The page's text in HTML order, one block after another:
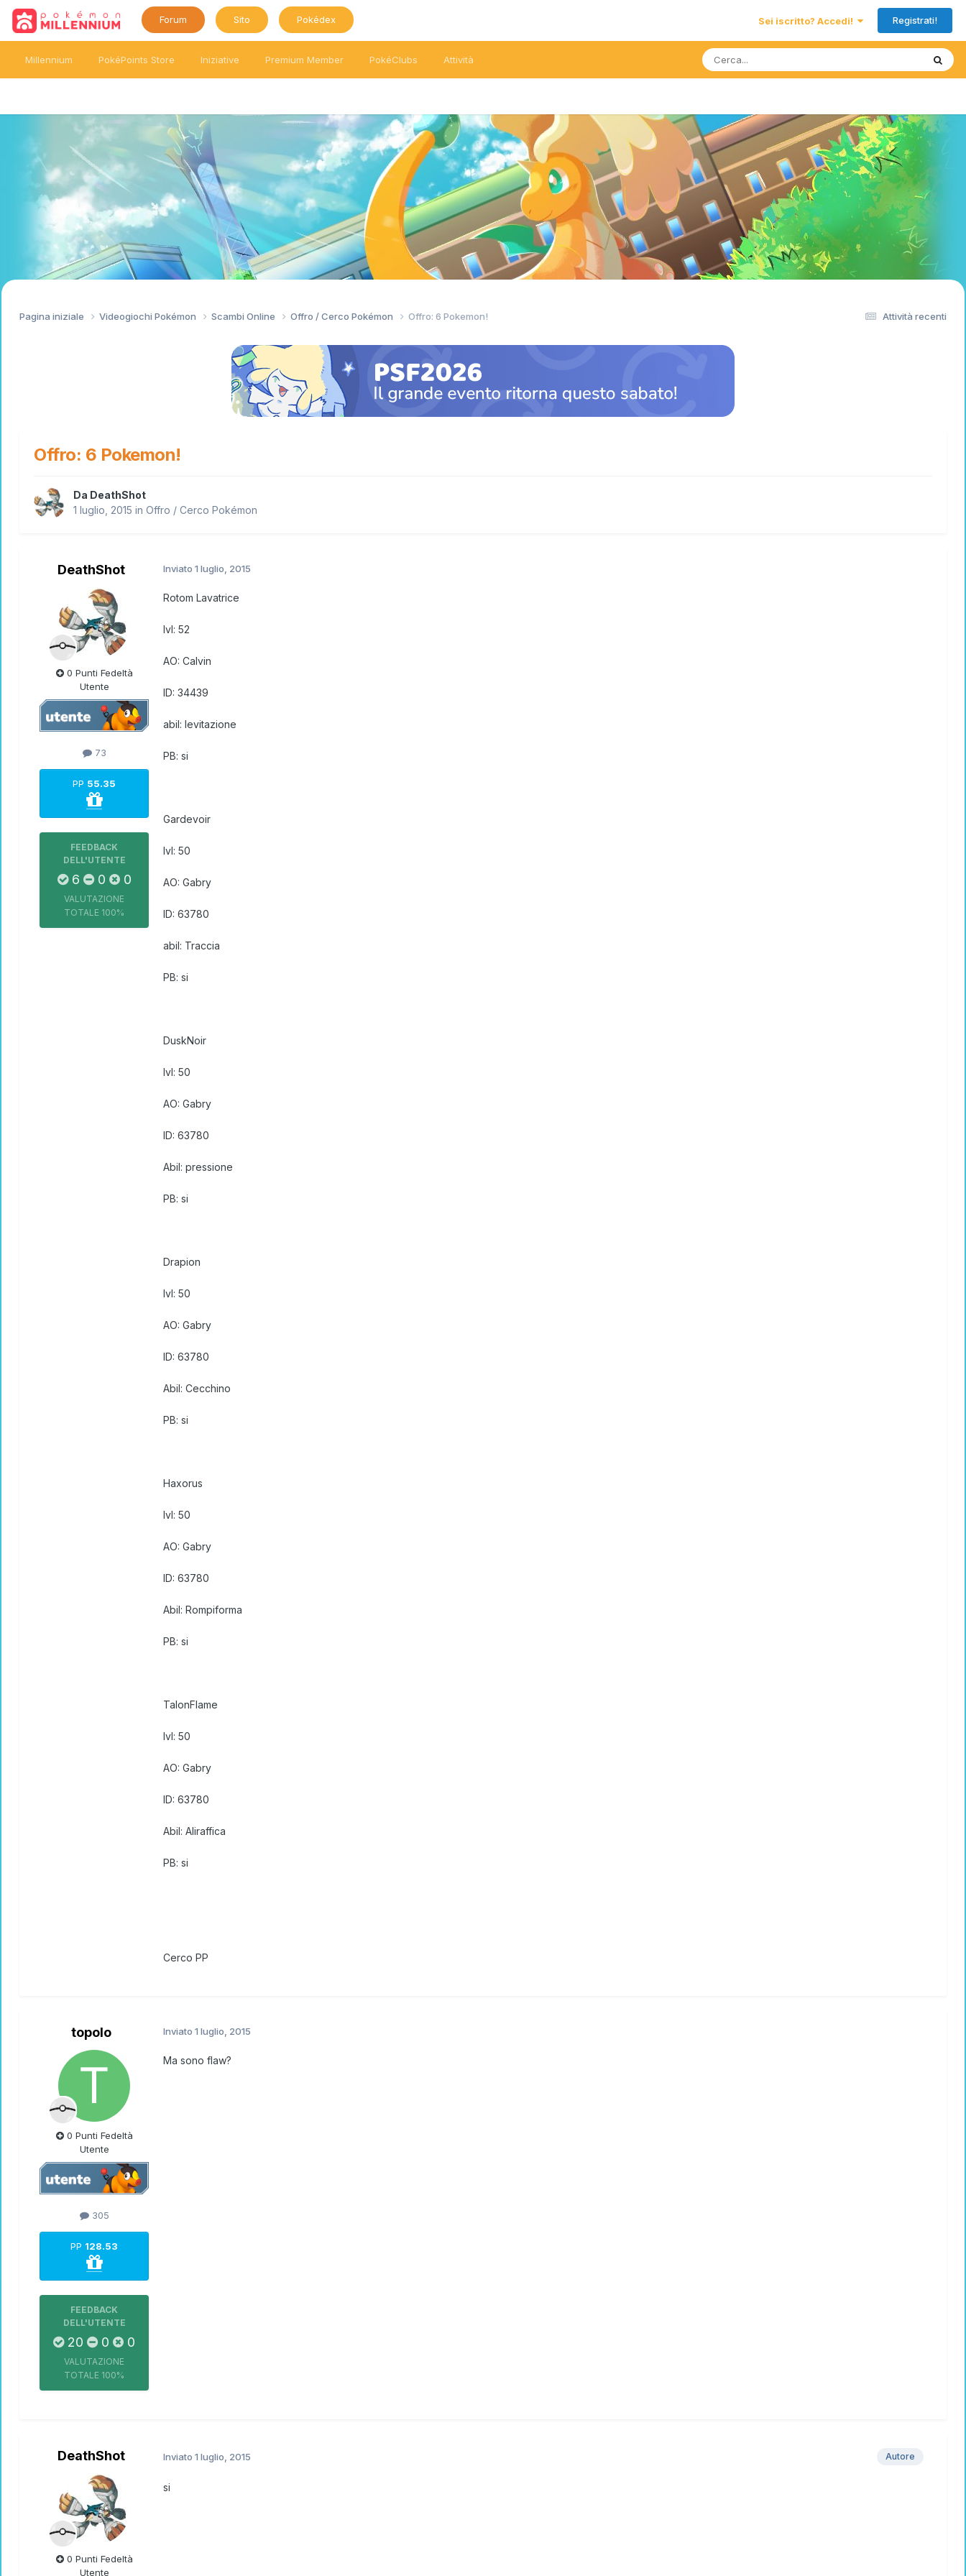
Forum Sito Pokédex Sei iscritto? Accedi! Registrati!
Millennium PokéPoints Store Iniziative Premium Member PokéClubs Attività
Attività recenti
Pagina iniziale Videogiochi Pokémon Scambi Online Offro / Cerco Pokémon Offro: 6 Pokemon!
Offro: 6 Pokemon!
Da DeathShot
1 luglio, 2015 in Offro / Cerco Pokémon
DeathShot
0 Punti Fedeltà
Utente
73
PP 55.35
FEEDBACK
DELL'UTENTE
6 0 0
VALUTAZIONE
TOTALE 100%
Inviato 1 luglio, 2015
Rotom Lavatrice
lvl: 52
AO: Calvin
ID: 34439
abil: levitazione
PB: si
Gardevoir
lvl: 50
AO: Gabry
ID: 63780
abil: Traccia
PB: si
DuskNoir
lvl: 50
AO: Gabry
ID: 63780
Abil: pressione
PB: si
Drapion
lvl: 50
AO: Gabry
ID: 63780
Abil: Cecchino
PB: si
Haxorus
lvl: 50
AO: Gabry
ID: 63780
Abil: Rompiforma
PB: si
TalonFlame
lvl: 50
AO: Gabry
ID: 63780
Abil: Aliraffica
PB: si
Cerco PP
topolo
0 Punti Fedeltà
Utente
305
PP 128.53
FEEDBACK
DELL'UTENTE
20 0 0
VALUTAZIONE
TOTALE 100%
Inviato 1 luglio, 2015
Ma sono flaw?
DeathShot
0 Punti Fedeltà
Utente
Autore
Inviato 1 luglio, 2015
si